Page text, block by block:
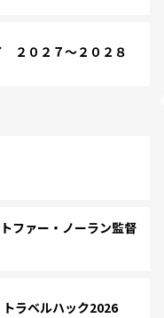
０２７～２０２８
ファー・ノーラン監督
ラベルハック2026